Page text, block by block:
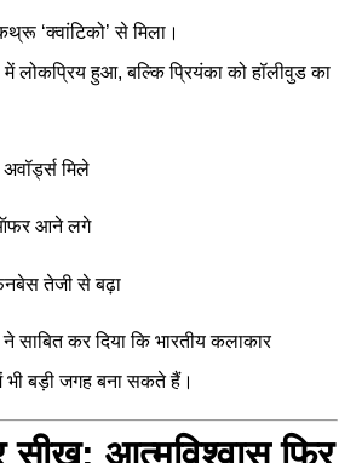
‘क्वांटिको’ से मिला।
में लोकप्रिय हुआ, बल्कि प्रियंका को हॉलीवुड का
मिले
आने लगे
तेजी से बढ़ा
साबित कर दिया कि भारतीय कलाकार
बड़ी जगह बना सकते हैं।
आत्मविश्वास फिर